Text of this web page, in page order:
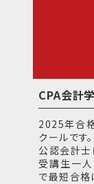
CPA会計
2025年合
クールです。
公認会計士
受講生一
で最短合格